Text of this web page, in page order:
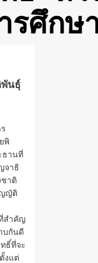
รศึกษ
พันธุ์
พิ
ธานที่
จาธิ
ชาติ
ญญัติ
สำคัญ
บกันดี
ธิ์ที่จะ
งแต่